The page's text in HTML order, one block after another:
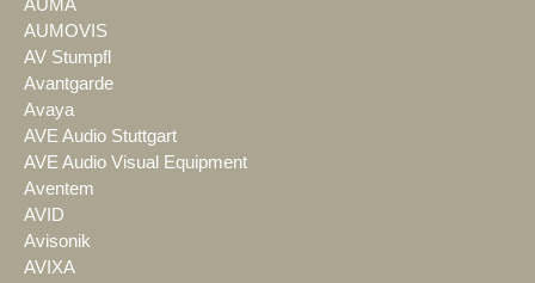
AUMA
AUMOVIS
AV Stumpfl
Avantgarde
Avaya
AVE Audio Stuttgart
AVE Audio Visual Equipment
Aventem
AVID
Avisonik
AVIXA